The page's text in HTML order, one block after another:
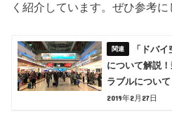
く紹介しています。ぜひ参考に
「ドバ
について解説
ラブルについ
2019年2月27日